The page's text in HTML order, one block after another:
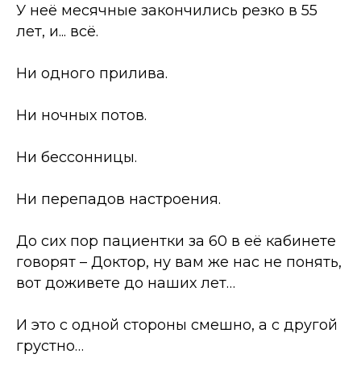
У неё месячные закончились резко в 55
лет, и... всё.
Ни одного прилива.
Ни ночных потов.
Ни бессонницы.
Ни перепадов настроения.
До сих пор пациентки за 60 в её кабинете
говорят – Доктор, ну вам же нас не понять,
вот доживете до наших лет…
И это с одной стороны смешно, а с другой
грустно…